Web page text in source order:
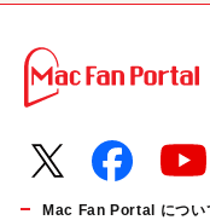
Mac Fan Portal につい